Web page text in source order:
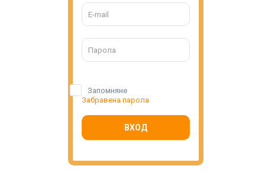
Запомняне
Забравена парола
ВХОД